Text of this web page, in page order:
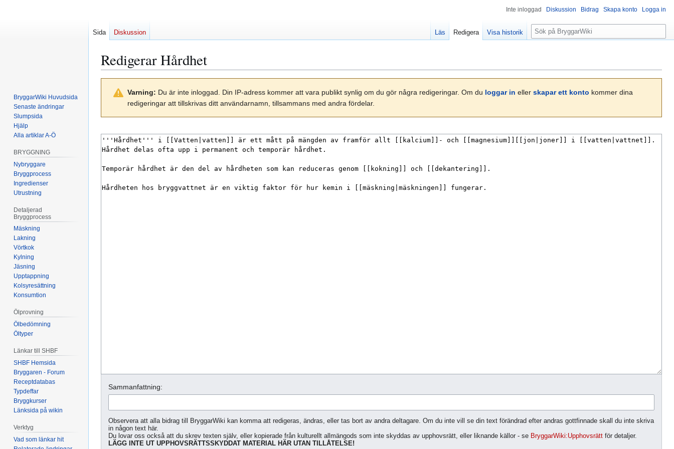
RedigerarHårdhet
navigering
Varning: Du är inte inloggad. Din IP-adress kommer att vara publikt synlig om du gör några redigeringar. Om du loggar in eller skapar ett konto kommer dina
redigeringar att tillskrivas ditt användarnamn, tillsammans med andra fördelar.
Sammanfattning:
Observera att alla bidrag till BryggarWiki kan komma att redigeras, ändras, eller tas bort av andra deltagare. Om du inte vill se din text förändrad efter andras gottfinnade skall du inte skriva
in någon text här.
Du lovar oss också att du skrev texten själv, eller kopierade från kulturellt allmängods som inte skyddas av upphovsrätt, eller liknande källor - se BryggarWiki:Upphovsrätt för detaljer.
LÄGG INTE UT UPPHOVSRÄTTSSKYDDAT MATERIAL HÄR UTAN TILLÅTELSE!
Inte inloggad Diskussion Bidrag Skapa konto Logga in
Sida Diskussion Läs Redigera Visa historik
S
ö
BryggarWiki Huvudsida
Senaste ändringar
Slumpsida
Hjälp
Alla artiklar A-Ö
BRYGGNING
Nybryggare
Bryggprocess
Ingredienser
Utrustning
Detaljerad
Bryggprocess
Mäskning
Lakning
Vörtkok
Kylning
Jäsning
Upptappning
Kolsyresättning
Konsumtion
Ölprovning
Ölbedömning
Öltyper
Länkar till SHBF
SHBF Hemsida
Bryggaren - Forum
Receptdatabas
Typdeffar
Bryggkurser
Länksida på wikin
Verktyg
Vad som länkar hit